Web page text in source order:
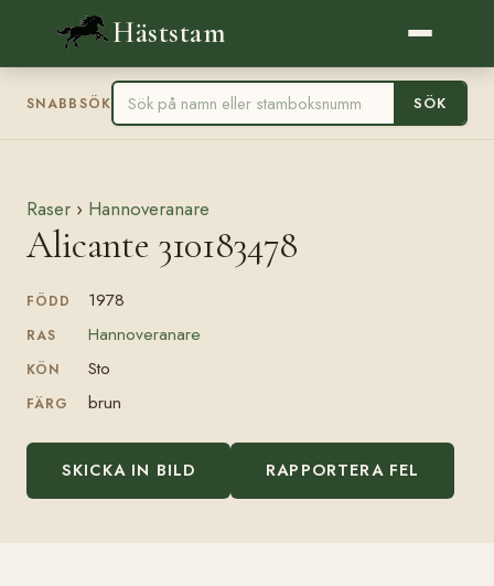
Häststam
SNABBSÖK SÖK
Raser › Hannoveranare
Alicante 310183478
FÖDD 1978
RAS Hannoveranare
KÖN Sto
FÄRG brun
SKICKA IN BILD RAPPORTERA FEL